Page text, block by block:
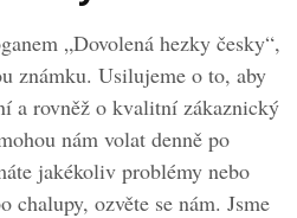
„Dovolená hezky česky“,
známku. Usilujeme o to, aby
a rovněž o kvalitní zákaznický
nám volat denně po
jakékoliv problémy nebo
chalupy, ozvěte se nám. Jsme